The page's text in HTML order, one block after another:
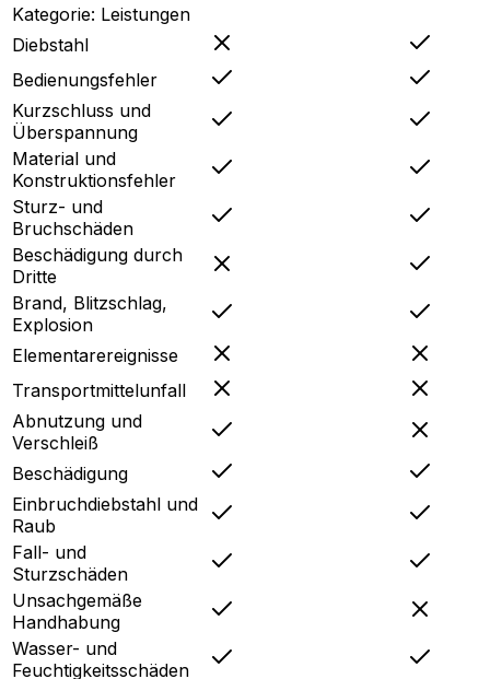
Kategorie: Leistungen
Diebstahl
Bedienungsfehler
Kurzschluss und
Überspannung
Material und
Konstruktionsfehler
Sturz- und
Bruchschäden
Beschädigung durch
Dritte
Brand, Blitzschlag,
Explosion
Elementarereignisse
Transportmittelunfall
Abnutzung und
Verschleiß
Beschädigung
Einbruchdiebstahl und
Raub
Fall- und
Sturzschäden
Unsachgemäße
Handhabung
Wasser- und
Feuchtigkeitsschäden